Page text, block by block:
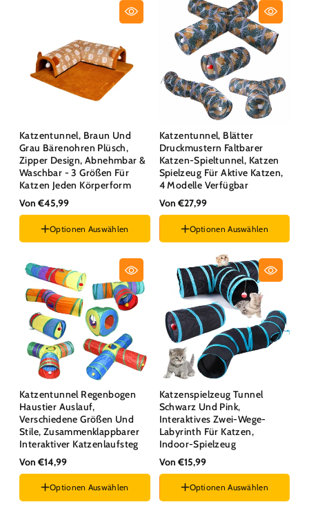
Katzentunnel, Braun Und
Grau Bärenohren Plüsch,
Zipper Design, Abnehmbar &
Waschbar - 3 Größen Für
Katzen Jeden Körperform
Von €45,99
Optionen Auswählen
Katzentunnel, Blätter
Druckmustern Faltbarer
Katzen-Spieltunnel, Katzen
Spielzeug Für Aktive Katzen,
4 Modelle Verfügbar
Von €27,99
Optionen Auswählen
Katzentunnel Regenbogen
Haustier Auslauf,
Verschiedene Größen Und
Stile, Zusammenklappbarer
Interaktiver Katzenlaufsteg
Von €14,99
Optionen Auswählen
Katzenspielzeug Tunnel
Schwarz Und Pink,
Interaktives Zwei-Wege-
Labyrinth Für Katzen,
Indoor-Spielzeug
Von €15,99
Farbe :Schwarz und Blau
Optionen Auswählen